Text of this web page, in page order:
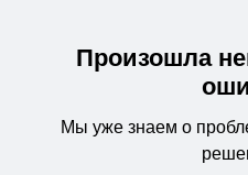
Произошла
Мы уже знаем о